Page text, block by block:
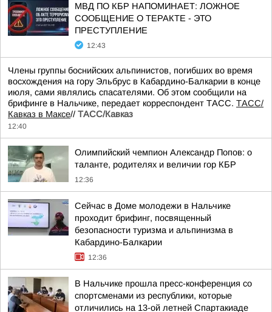
МВД ПО КБР НАПОМИНАЕТ: ЛОЖНОЕ
СООБЩЕНИЕ О ТЕРАКТЕ - ЭТО
ПРЕСТУПЛЕНИЕ
12:43
Члены группы боснийских альпинистов, погибших во время
восхождения на гору Эльбрус в Кабардино-Балкарии в конце
июля, сами являлись спасателями. Об этом сообщили на
брифинге в Нальчике, передает корреспондент ТАСС. ТАСС/
Кавказ в Максе// ТАСС/Кавказ
12:40
Олимпийский чемпион Александр Попов: о
таланте, родителях и величии гор КБР
12:36
Сейчас в Доме молодежи в Нальчике
проходит брифинг, посвященный
безопасности туризма и альпинизма в
Кабардино-Балкарии
12:36
В Нальчике прошла пресс-конференция со
спортсменами из республики, которые
отличились на 13-ой летней Спартакиаде